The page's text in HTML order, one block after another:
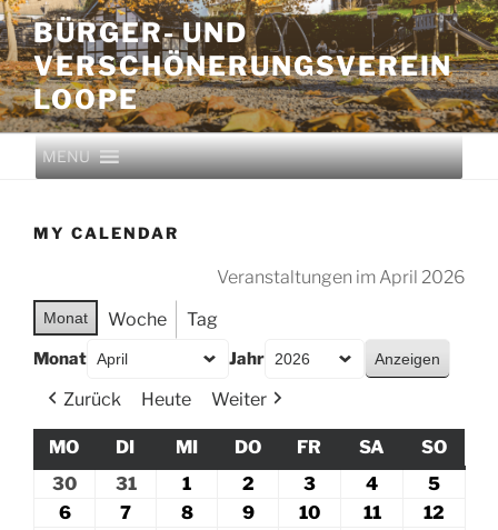
BÜRGER- UND
VERSCHÖNERUNGS­VEREIN
LOOPE
MENU
MY CALENDAR
Veranstaltungen im April 2026
Monat Woche Tag
Monat Jahr
Zurück Heute Weiter
MO DI MI DO FR SA
SO
30
31 1 2 3 4
5
6
7 8 9 10 11
12